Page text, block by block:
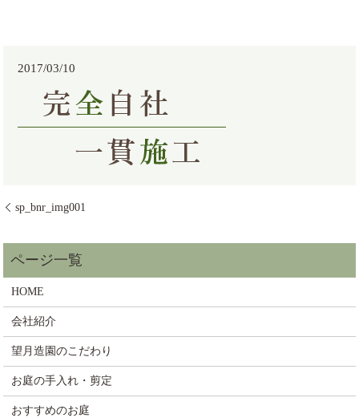
2017/03/10
sp_bnr_img001
HOME
会社紹介
望月造園のこだわり
お庭の手入れ・剪定
おすすめのお庭